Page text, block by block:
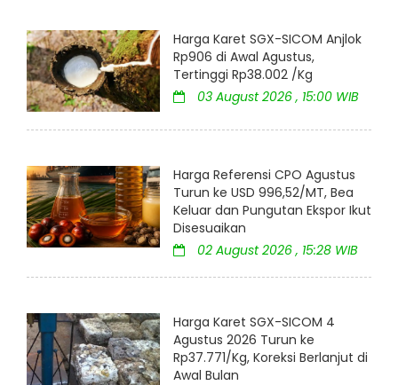
Harga Karet SGX-SICOM Anjlok
Rp906 di Awal Agustus,
Tertinggi Rp38.002 /Kg
03 August 2026 , 15:00 WIB
Harga Referensi CPO Agustus
Turun ke USD 996,52/MT, Bea
Keluar dan Pungutan Ekspor Ikut
Disesuaikan
02 August 2026 , 15:28 WIB
Harga Karet SGX-SICOM 4
Agustus 2026 Turun ke
Rp37.771/Kg, Koreksi Berlanjut di
Awal Bulan